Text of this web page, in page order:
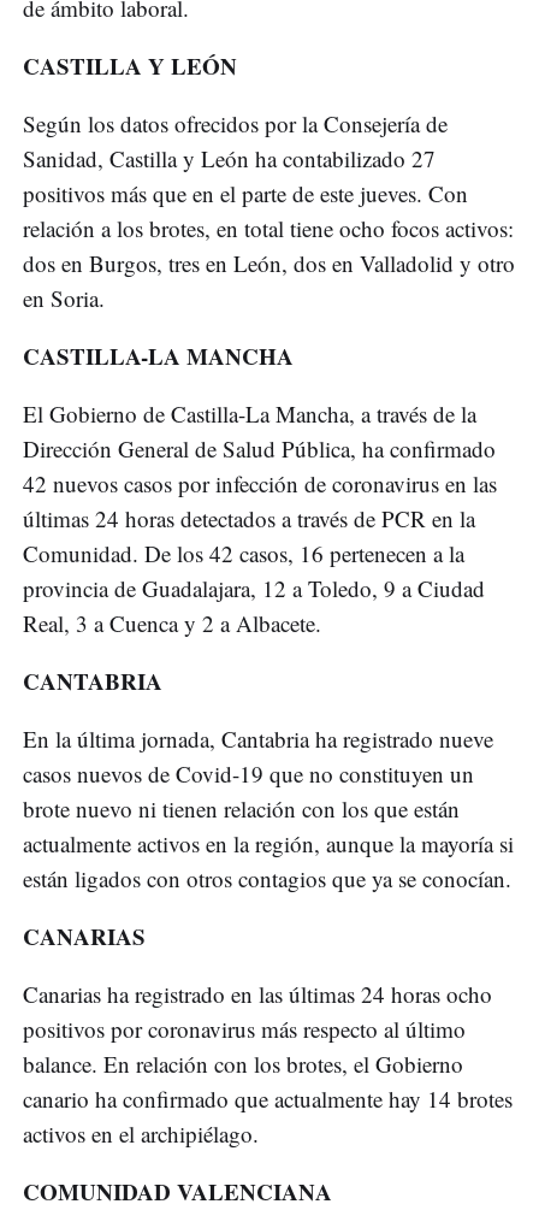
de ámbito laboral.
CASTILLA Y LEÓN
Según los datos ofrecidos por la Consejería de
Sanidad, Castilla y León ha contabilizado 27
positivos más que en el parte de este jueves. Con
relación a los brotes, en total tiene ocho focos activos:
dos en Burgos, tres en León, dos en Valladolid y otro
en Soria.
CASTILLA-LA MANCHA
El Gobierno de Castilla-La Mancha, a través de la
Dirección General de Salud Pública, ha confirmado
42 nuevos casos por infección de coronavirus en las
últimas 24 horas detectados a través de PCR en la
Comunidad. De los 42 casos, 16 pertenecen a la
provincia de Guadalajara, 12 a Toledo, 9 a Ciudad
Real, 3 a Cuenca y 2 a Albacete.
CANTABRIA
En la última jornada, Cantabria ha registrado nueve
casos nuevos de Covid-19 que no constituyen un
brote nuevo ni tienen relación con los que están
actualmente activos en la región, aunque la mayoría si
están ligados con otros contagios que ya se conocían.
CANARIAS
Canarias ha registrado en las últimas 24 horas ocho
positivos por coronavirus más respecto al último
balance. En relación con los brotes, el Gobierno
canario ha confirmado que actualmente hay 14 brotes
activos en el archipiélago.
COMUNIDAD VALENCIANA